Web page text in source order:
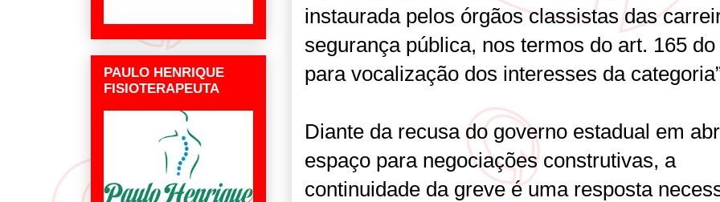
instaurada pelos órgãos classistas das
segurança pública, nos termos do art. 165 do
para vocalização dos interesses da
Diante da recusa do governo estadual em
espaço para negociações construtivas, a
continuidade da greve é uma resposta
PAULO HENRIQUE
FISIOTERAPEUTA